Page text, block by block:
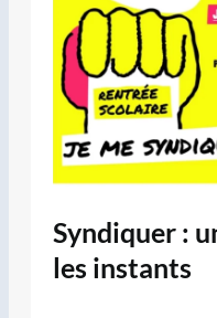
Syndiquer :
les instants